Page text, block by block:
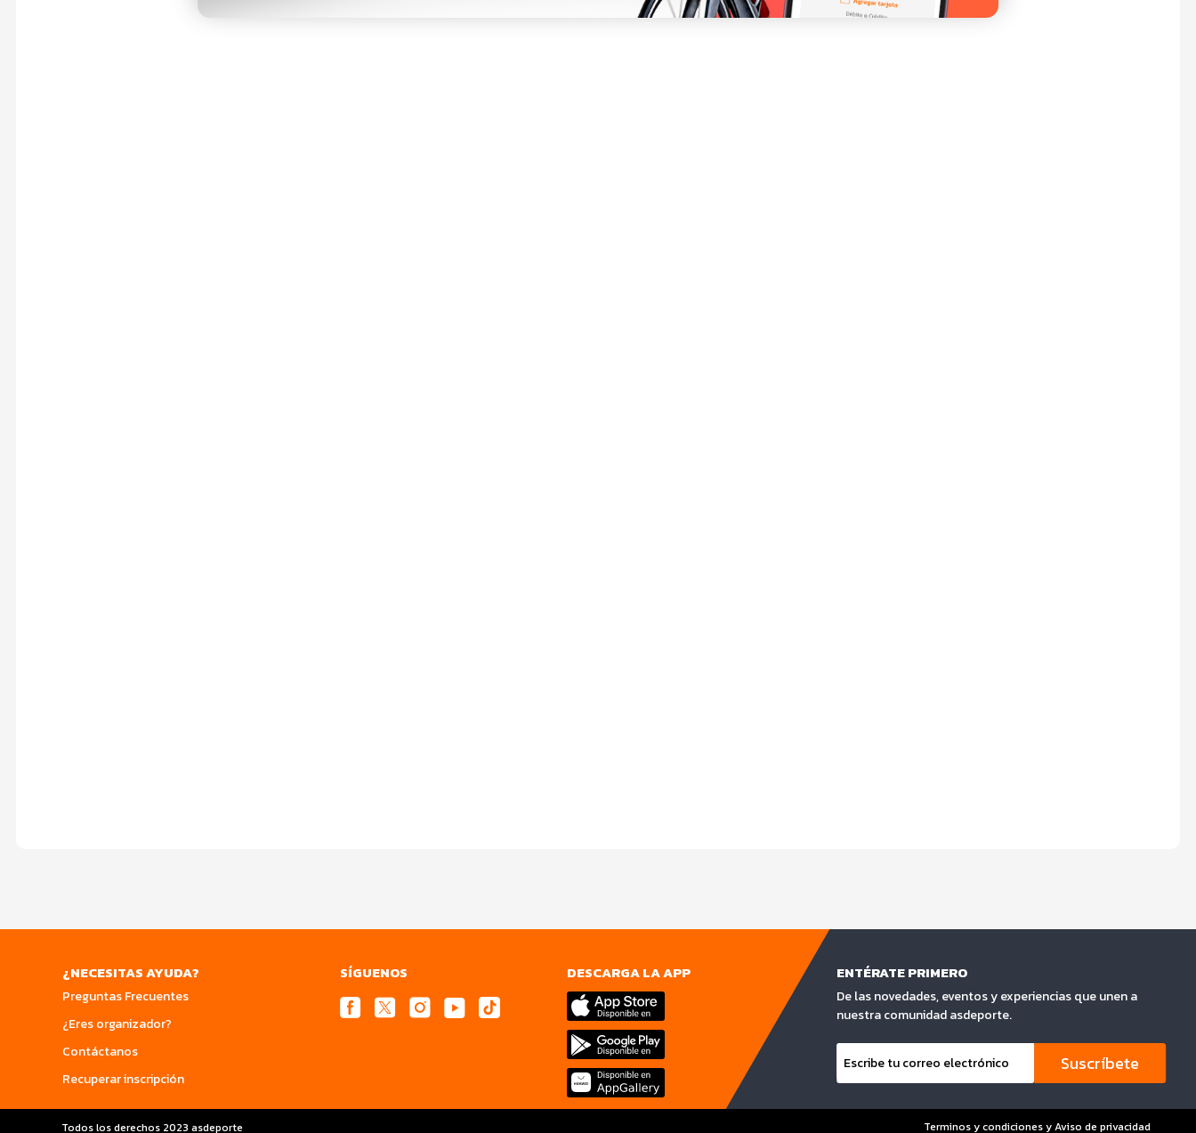
¿NECESITAS AYUDA?
Preguntas Frecuentes
¿Eres organizador?
Contáctanos
Recuperar inscripción
SÍGUENOS DESCARGA LA APP ENTÉRATE PRIMERO
De las novedades, eventos y experiencias que unen a
nuestra comunidad asdeporte.
Suscríbete
Todos los derechos 2023 asdeporte Terminos y condiciones y Aviso de privacidad